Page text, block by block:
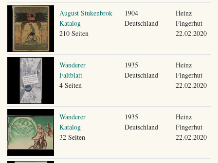
August Stukenbrok
Katalog
210 Seiten
1904
Deutschland
Heinz
Fingerhut
22.02.2020
Wanderer
Faltblatt
4 Seiten
1935
Deutschland
Heinz
Fingerhut
22.02.2020
Wanderer
Katalog
32 Seiten
1935
Deutschland
Heinz
Fingerhut
22.02.2020